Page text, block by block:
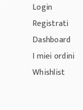
Login
Registrati
Dashboard
I miei ordini
Whishlist